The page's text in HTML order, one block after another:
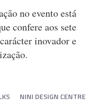
no evento está
confere aos sete
inovador e
NINI DESIGN CENTRE